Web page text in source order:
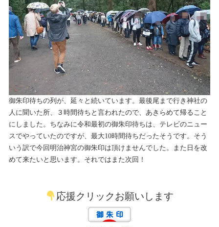
御朱印待ちの列が、延々と続いています。最後尾まで行き神社の
人に聞いた所、３時間待ちと言われたので、あきらめて帰ること
にしました。ちなみに令和最初の御朱印待ちは、テレビのニュー
スでやっていたのですが、最大10時間待ちだったそうです。そう
いう訳で今回明治神宮の御朱印は頂けませんでした。また日を改
めて来たいと思います。それではまた次回！
応援クリックお願いします